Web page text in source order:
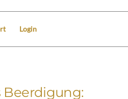
Login
Beerdigung: